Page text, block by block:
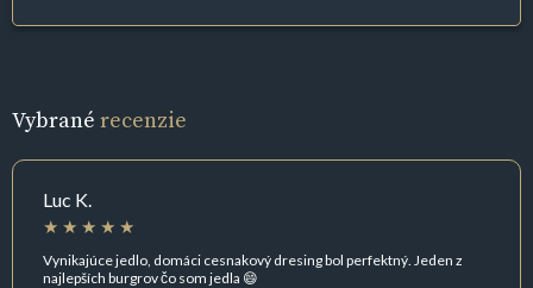
Vybrané recenzie
Luc K.
Vynikajúce jedlo, domáci cesnakový dresing bol perfektný. Jeden z
najlepších burgrov čo som jedla 😄